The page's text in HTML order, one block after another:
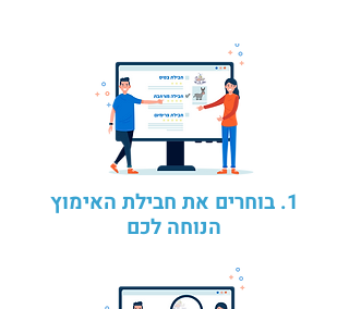
1. בוחרים את חבילת האימוץ
הנוחה לכם